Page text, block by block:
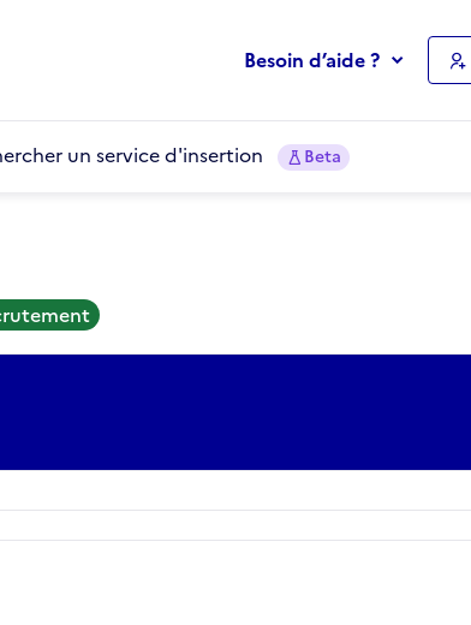
Besoin d’aide ?
un service d'insertion Beta